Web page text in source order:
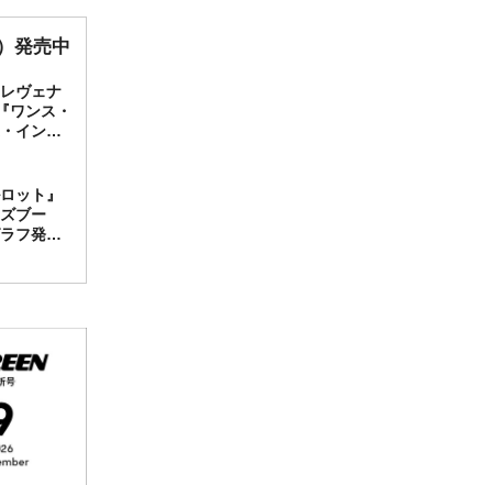
発売中
ヴェナ
ワンス・
イン・
ット』
ブー
フ発売